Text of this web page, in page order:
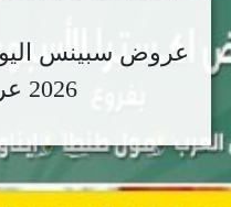
2026 عرض اكسترا